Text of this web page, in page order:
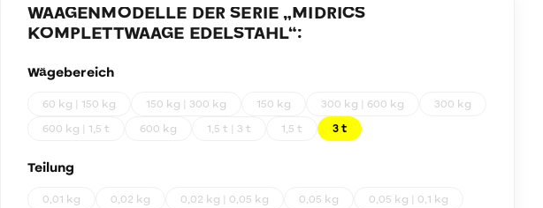
WAAGENMODELLE DER SERIE „MIDRICS
KOMPLETTWAAGE EDELSTAHL“:
Wägebereich
60 kg | 150 kg 150 kg | 300 kg 150 kg 300 kg | 600 kg
300 kg
600 kg | 1,5 t
600 kg 1,5 t | 3 t 1,5 t 3 t
Teilung
0,01 kg 0,02 kg 0,02 kg | 0,05 kg 0,05 kg
0,05 kg | 0,1 kg